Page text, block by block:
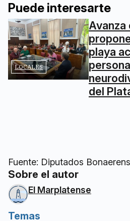
Puede interesarte
LOCALES
playa
del
Fuente: Diputados
Sobre el autor
El Marplatense
Temas